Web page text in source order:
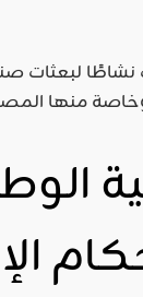
نشاطًا لبعثات